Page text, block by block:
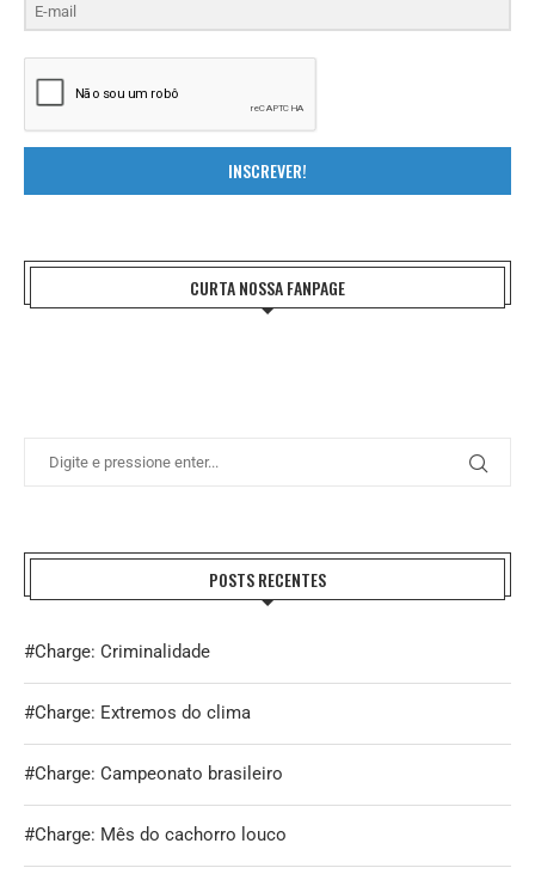
INSCREVER!
CURTA NOSSA FANPAGE
POSTS RECENTES
#Charge: Criminalidade
#Charge: Extremos do clima
#Charge: Campeonato brasileiro
#Charge: Mês do cachorro louco